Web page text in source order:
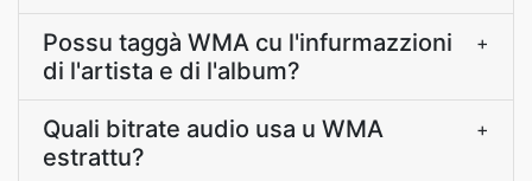
Possu taggà WMA cu l'infurmazzioni
di l'artista e di l'album?
+
Quali bitrate audio usa u WMA
estrattu?
+